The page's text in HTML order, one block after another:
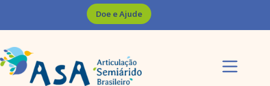
Doe e Ajude